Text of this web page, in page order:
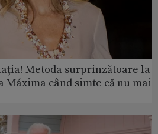
Metoda surprinzătoare la
Máxima când simte că nu mai